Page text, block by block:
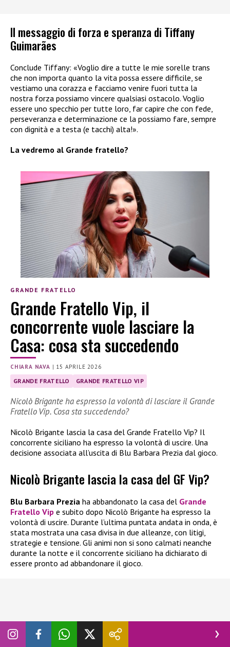
Il messaggio di forza e speranza di Tiffany
Guimarães
Conclude Tiffany: «Voglio dire a tutte le mie sorelle trans
che non importa quanto la vita possa essere difficile, se
vestiamo una corazza e facciamo venire fuori tutta la
nostra forza possiamo vincere qualsiasi ostacolo. Voglio
essere uno specchio per tutte loro, far capire che con fede,
perseveranza e determinazione ce la possiamo fare, sempre
con dignità e a testa (e tacchi) alta!».
La vedremo al Grande fratello?
GRANDE FRATELLO
Grande Fratello Vip, il
concorrente vuole lasciare la
Casa: cosa sta succedendo
CHIARA NAVA | 15 APRILE 2026
GRANDE FRATELLO GRANDE FRATELLO VIP
Nicolò Brigante ha espresso la volontà di lasciare il Grande
Fratello Vip. Cosa sta succedendo?
Nicolò Brigante lascia la casa del Grande Fratello Vip? Il
concorrente siciliano ha espresso la volontà di uscire. Una
decisione associata all’uscita di Blu Barbara Prezia dal gioco.
Nicolò Brigante lascia la casa del GF Vip?
Blu Barbara Prezia ha abbandonato la casa del Grande
Fratello Vip e subito dopo Nicolò Brigante ha espresso la
volontà di uscire. Durante l’ultima puntata andata in onda, è
stata mostrata una casa divisa in due alleanze, con litigi,
strategie e tensione. Gli animi non si sono calmati neanche
durante la notte e il concorrente siciliano ha dichiarato di
essere pronto ad abbandonare il gioco.